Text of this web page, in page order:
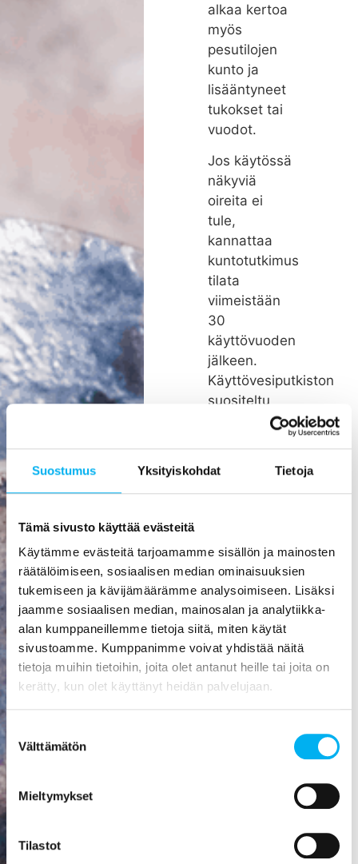
Suostumus Yksityiskohdat Tietoja
Tämä sivusto käyttää evästeitä
Käytämme evästeitä tarjoamamme sisällön ja mainosten
räätälöimiseen, sosiaalisen median ominaisuuksien
tukemiseen ja kävijämäärämme analysoimiseen. Lisäksi
jaamme sosiaalisen median, mainosalan ja analytiikka-
alan kumppaneillemme tietoja siitä, miten käytät
sivustoamme. Kumppanimme voivat yhdistää näitä
tietoja muihin tietoihin, joita olet antanut heille tai joita on
kerätty, kun olet käyttänyt heidän palvelujaan.
valinta
Välttämätön
Mieltymykset
Tilastot
alkaa kertoa
myös
pesutilojen
kunto ja
lisääntyneet
tukokset tai
vuodot.
Jos käytössä
näkyviä
oireita ei
tule,
kannattaa
kuntotutkimus
tilata
viimeistään
30
käyttövuoden
jälkeen.
Käyttövesiputkiston
suositeltu
remonttiväli
Rakenteiden
pienikin
vuoto voi
aiheuttaa
mittavat
kosteusvauriot,
kuten
vesivahingon
homehtumisen.